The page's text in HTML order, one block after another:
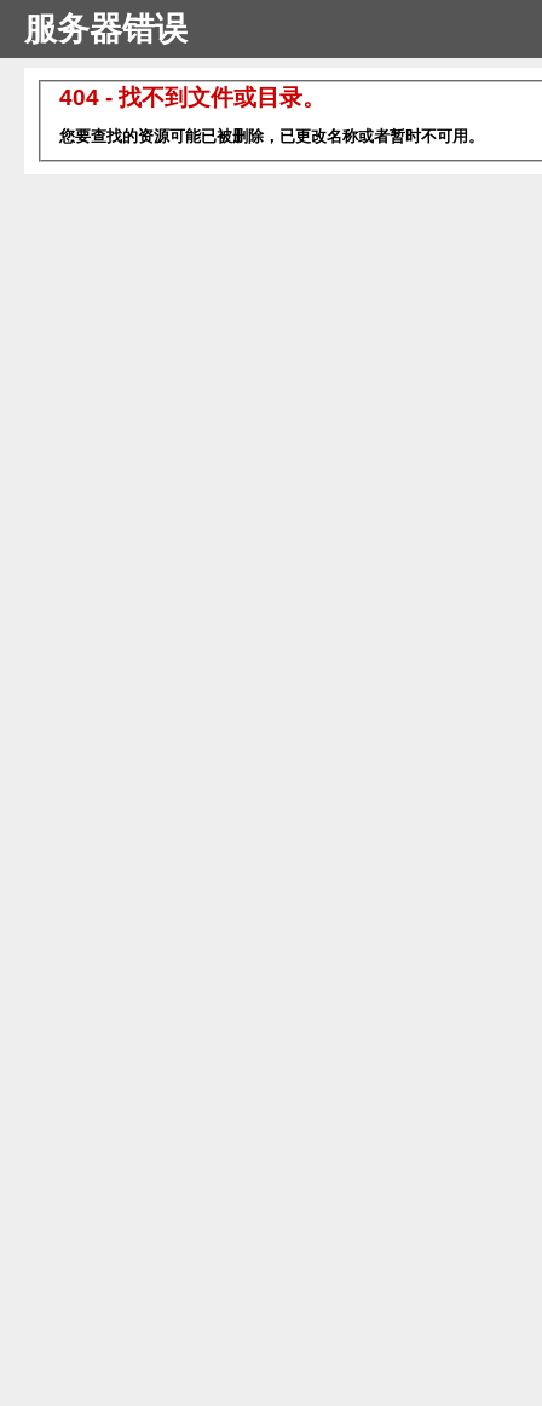
服务器错误
404 - 找不到文件或目录。
您要查找的资源可能已被删除，已更改名称或者暂时不可用。